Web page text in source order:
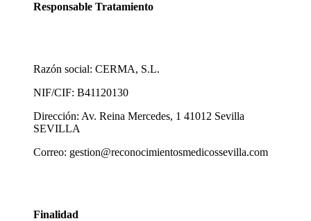
Responsable Tratamiento
Razón social: CERMA, S.L.
NIF/CIF: B41120130
Dirección: Av. Reina Mercedes, 1 41012 Sevilla
SEVILLA
Correo: gestion@reconocimientosmedicossevilla.com
Finalidad